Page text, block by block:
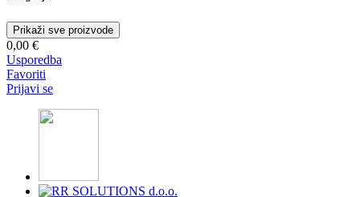
Prikaži sve proizvode
0,00 €
Usporedba
Favoriti
Prijavi se